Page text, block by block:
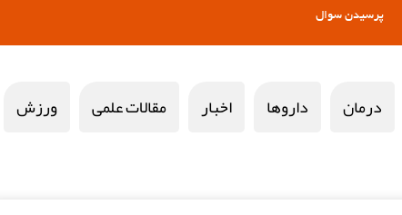
پرسیدن سوال
درمان داروها اخبار مقالات علمی ورزش